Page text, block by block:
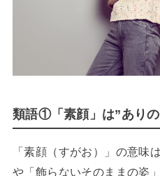
類語①「素顔」は”あり
「素顔（すがお）」の意味
や「飾らないそのままの姿